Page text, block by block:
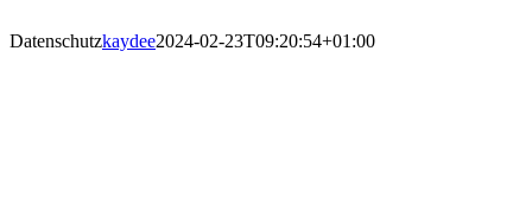
Inhalt
Datenschutzkaydee2024-02-23T09:20:54+01:00